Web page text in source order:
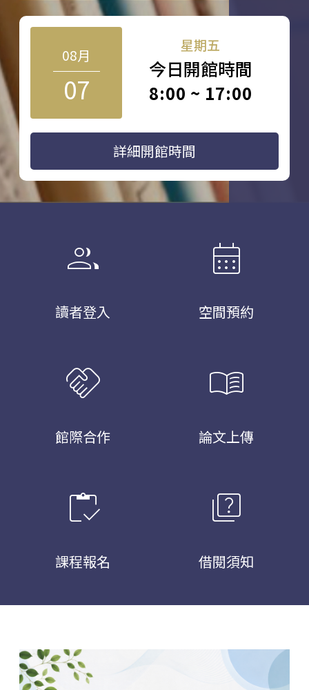
08月
07
星期五
今日開館時間
8:00 ~ 17:00
詳細開館時間
group
讀者登入
calendar_month
空間預約
handshake
館際合作
menu_book
論文上傳
inventory
課程報名
quiz
借閱須知